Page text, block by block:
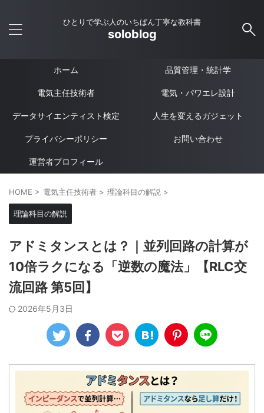
ひとりで学ぶ人のいちばん丁寧な教科書
soloblog
ホーム 品質管理・統計学
電気主任技術者 電気・パワエレ設計
データサイエンティスト検定 人生を変えるガジェット
プライバシーポリシー お問い合わせ
運営者プロフィール
HOME > 電気主任技術者 > 理論科目の解説 >
理論科目の解説
アドミタンスとは？｜並列回路の計算が
10倍ラクになる「逆数の魔法」【RLC交
流回路 第5回】
2026年5月3日